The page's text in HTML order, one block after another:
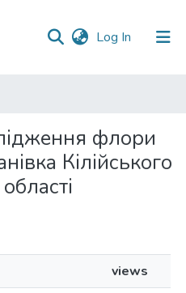
Log In (current)
флори
Кілійського
views